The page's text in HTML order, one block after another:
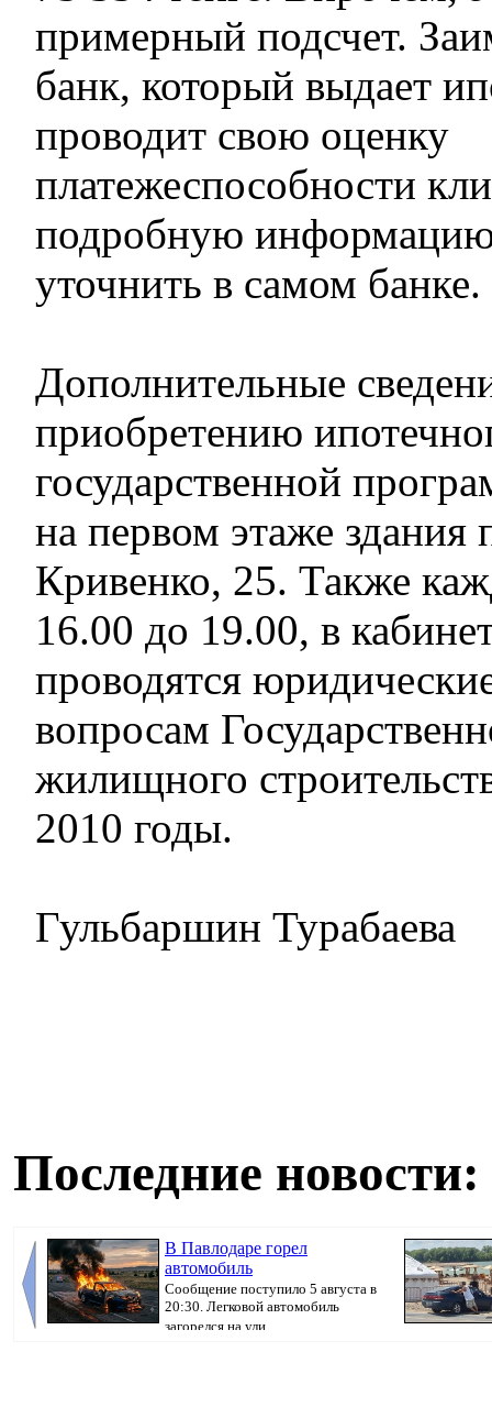
примерный подсчет.
банк, который выдает
проводит свою оценку
платежеспособности
подробную
уточнить в самом банке.
Дополнительные
приобретению
государственной
на первом этаже здания
Кривенко, 25. Также
16.00 до 19.00, в
проводятся
вопросам
жилищного
2010 годы.
Гульбаршин Турабаева
Последние новости:
В Павлодаре горел
автомобиль
Сообщение поступило 5 августа в
20:30. Легковой автомобиль
загорелся на ули...